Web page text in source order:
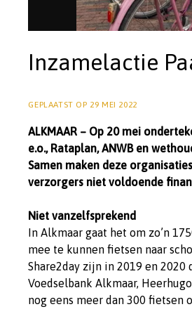
Inzamelactie
GEPLAATST OP 29 MEI 2022
ALKMAAR – Op 20 mei
e.o., Rataplan, ANWB en
Samen maken deze
verzorgers niet voldoende
Niet vanzelfsprekend
In Alkmaar gaat het om zo’n
mee te kunnen fietsen naar
Share2day zijn in 2019 en
Voedselbank Alkmaar,
nog eens meer dan 300 fietsen